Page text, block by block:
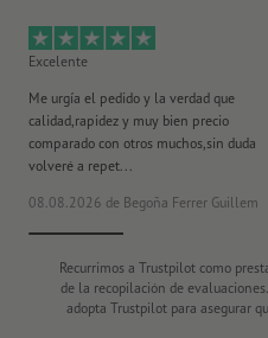
Excelente
Me urgía el pedido y la verdad que
calidad,rapidez y muy bien precio
comparado con otros muchos,sin duda
volveré a repet...
08.08.2026 de Begoña Ferrer Guillem
Recurrimos a Trustpilot como
de la recopilación de
adopta Trustpilot para asegurar